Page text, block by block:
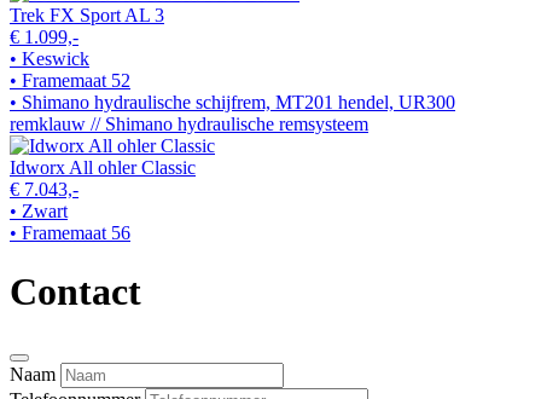
Trek FX Sport AL 3
€ 1.099,-
• Keswick
• Framemaat 52
• Shimano hydraulische schijfrem, MT201 hendel, UR300
remklauw // Shimano hydraulische remsysteem
Idworx All ohler Classic
€ 7.043,-
• Zwart
• Framemaat 56
Contact
Naam